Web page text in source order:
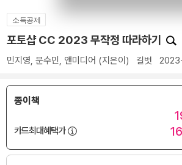
소득공제
포토샵 CC 2023 무작정 따라하기
민지영, 문수민, 앤미디어 (지은이) 길벗
종이책
카드최대혜택가